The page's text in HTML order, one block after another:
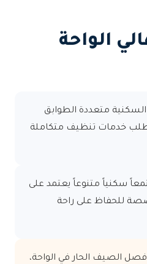
الواحة
السكنية متعددة الطوابق
خدمات تنظيف متكاملة
سكنياً متنوعاً يعتمد على
للحفاظ على راحة
الصيف الحار في الواحة،